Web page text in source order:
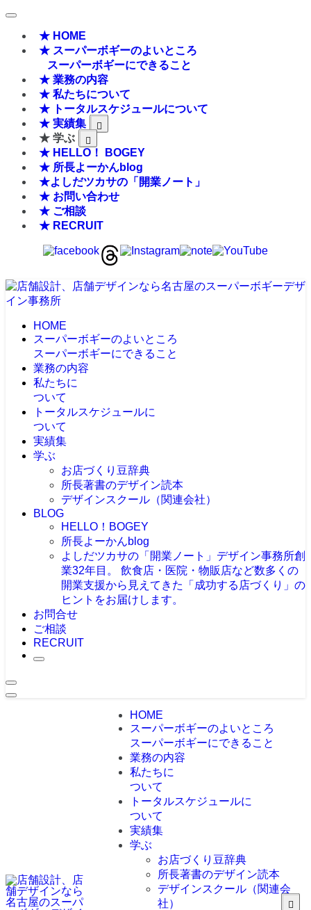
★ HOME
★ スーパーボギーのよいところ
スーパーボギーにできること
★ 業務の内容
★ 私たちについて
★ トータルスケジュールについて
★ 実績集
★ 学ぶ
★ HELLO！ BOGEY
★ 所長よーかんblog
★よしだツカサの「開業ノート」
★ お問い合わせ
★ ご相談
★ RECRUIT
HOME
スーパーボギーのよいところ
スーパーボギーにできること
業務の内容
私たちに
ついて
トータルスケジュールに
ついて
実績集
学ぶ
お店づくり豆辞典
所長著書のデザイン読本
デザインスクール（関連会社）
BLOG
HELLO！BOGEY
所長よーかんblog
よしだツカサの「開業ノート」 デザイン事務所創
業32年目。 飲食店・医院・物販店など数多くの
開業支援から見えてきた「成功する店づくり」の
ヒントをお届けします。
お問合せ
ご相談
RECRUIT
HOME
スーパーボギーのよいところ
スーパーボギーにできること
業務の内容
私たちに
ついて
トータルスケジュールに
ついて
実績集
学ぶ
お店づくり豆辞典
所長著書のデザイン読本
デザインスクール（関連会
社）